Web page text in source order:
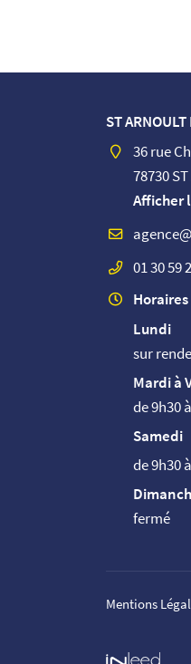
ST
36 rue
78730
Afficher
01 30 59
Lundi
sur
Mardi à
de 9h30
Samedi
de 9h30
fermé
Mentions